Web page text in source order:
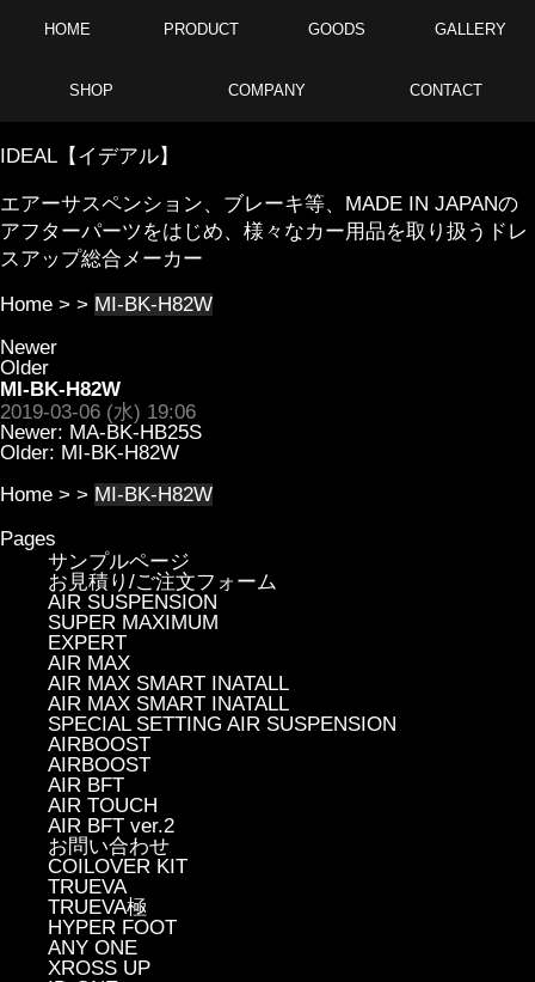
HOME PRODUCT GOODS GALLERY
SHOP COMPANY CONTACT
IDEAL【イデアル】
エアーサスペンション、ブレーキ等、MADE IN JAPANの
アフターパーツをはじめ、様々なカー用品を取り扱うドレ
スアップ総合メーカー
Home > > MI-BK-H82W
Newer
Older
MI-BK-H82W
2019-03-06 (水) 19:06
Newer: MA-BK-HB25S
Older: MI-BK-H82W
Home > > MI-BK-H82W
Pages
サンプルページ
お見積り/ご注文フォーム
AIR SUSPENSION
SUPER MAXIMUM
EXPERT
AIR MAX
AIR MAX SMART INATALL
AIR MAX SMART INATALL
SPECIAL SETTING AIR SUSPENSION
AIRBOOST
AIRBOOST
AIR BFT
AIR TOUCH
AIR BFT ver.2
お問い合わせ
COILOVER KIT
TRUEVA
TRUEVA極
HYPER FOOT
ANY ONE
XROSS UP